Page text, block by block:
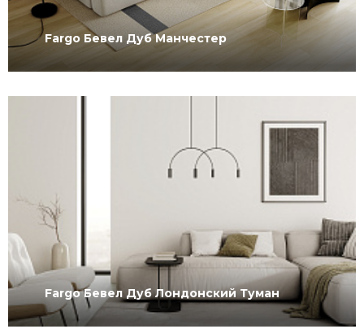
Fargo Бевел Дуб Манчестер
Fargo Бевел Дуб Лондонский Туман